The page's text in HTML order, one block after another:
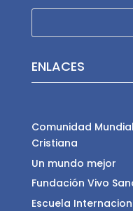
ENLACES
Comunidad
Cristiana
Un mundo mejor
Fundación Vivo
Escuela